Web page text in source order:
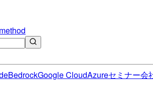
BedrockGoogle CloudAzureセミナー会